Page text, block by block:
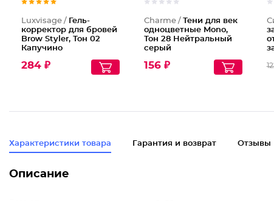
Luxvisage / Гель-
корректор для бровей
Brow Styler, Тон 02
Капучино
284 ₽
Charme / Тени для век
одноцветные Mono,
Тон 28 Нейтральный
серый
156 ₽
Характеристики товара Гарантия и возврат Отзывы
Описание